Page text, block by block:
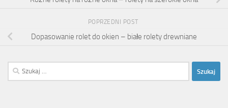
POPRZEDNI POST
Dopasowanie rolet do okien – białe rolety drewniane
Szukaj: